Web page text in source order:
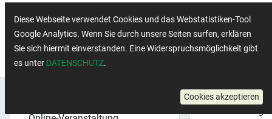
Wichtige Termine aus der
Regiobranche
Region:
Diese Webseite verwendet Cookies und das Webstatistiken-Tool
Google Analytics. Wenn Sie durch unsere Seiten surfen, erklären
Sie sich hiermit einverstanden. Eine Widerspruchsmöglichkeit gibt
es unter DATENSCHUTZ.
Cookies akzeptieren